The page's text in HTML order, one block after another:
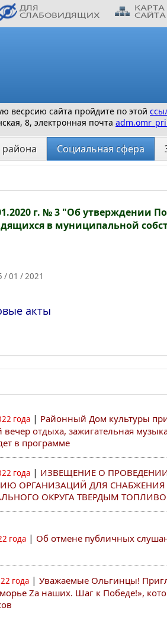
весрсию сайта пройдите по этой
8, электронная почта
Социальная сфера
г. № 3 "Об утверждении
в муниципальной
/ 01 / 2021
акты
года | Районный Дом культуры
отдыха, зажигательная
в программе
года | ИЗВЕЩЕНИЕ О
ОРГАНИЗАЦИЙ ДЛЯ
ОКРУГА ТВЕРДЫМ
года | Об отмене публичных
года | Уважаемые Ольгинцы!
Zа наших. Шаг к Победе!»,